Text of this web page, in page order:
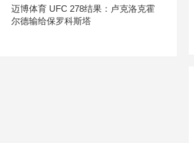
迈博体育 UFC 278结果：卢克洛克霍
尔德输给保罗科斯塔